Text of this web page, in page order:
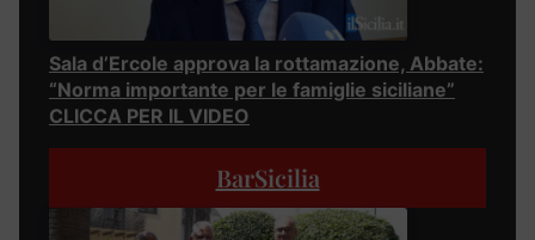
Sala d’Ercole approva la rottamazione, Abbate:
“Norma importante per le famiglie siciliane”
CLICCA PER IL VIDEO
BarSicilia